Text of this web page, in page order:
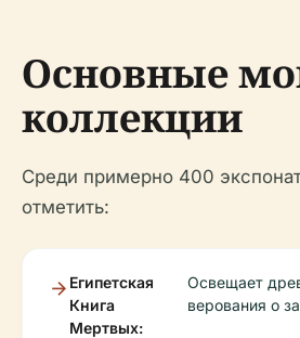
Основные
коллекции
Среди примерно 400
отметить:
Египетская
Книга
Мертвых:
Освещает
верования о